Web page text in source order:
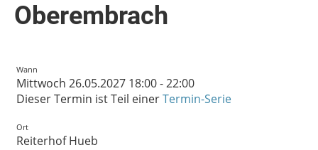
Oberembrach
Wann
Mittwoch 26.05.2027 18:00 - 22:00
Dieser Termin ist Teil einerTermin-Serie
Ort
Reiterhof Hueb